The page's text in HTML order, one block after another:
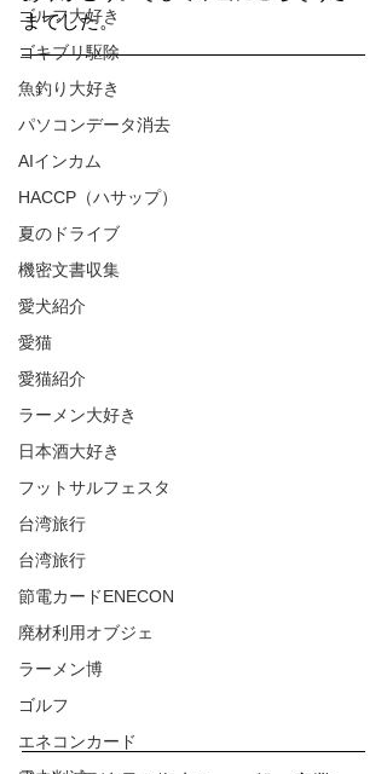
ゴルフ大好き
ゴキブリ駆除
魚釣り大好き
パソコンデータ消去
AIインカム
HACCP（ハサップ）
夏のドライブ
機密文書収集
愛犬紹介
愛猫
愛猫紹介
ラーメン大好き
日本酒大好き
フットサルフェスタ
台湾旅行
台湾旅行
節電カードENECON
廃材利用オブジェ
ラーメン博
ゴルフ
エネコンカード
までした。